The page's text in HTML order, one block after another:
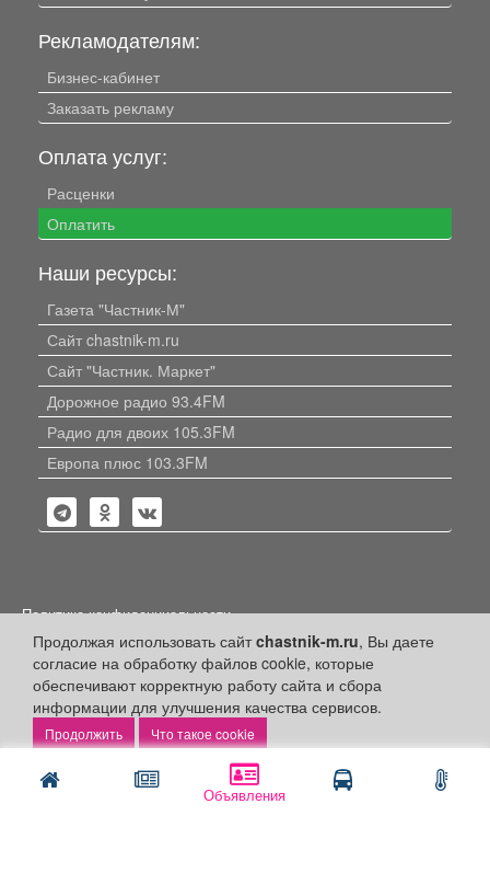
Объявления
Продолжая использовать сайтchastnik-m.ru, Вы даете
согласие на обработку файлов cookie, которые
обеспечивают корректную работу сайта и сбора
информации для улучшения качества сервисов.
Что такое cookie
Рекламодателям:
Бизнес-кабинет
Заказать рекламу
Оплата услуг:
Расценки
Оплатить
Наши ресурсы:
Газета "Частник-М"
Сайт chastnik-m.ru
Сайт "Частник. Маркет"
Дорожное радио 93.4FM
Радио для двоих 105.3FM
Европа плюс 103.3FM
Политика конфиденциальности
Публикации с пометкой «Реклама», «На правах рекламы»,
«Партнёрский проект» оплачены рекламодателем.
Редакция сайта не несет ответственности за достоверность
информации, содержащейся в рекламных материалах и
объявлениях.
ООО "Частник-М"